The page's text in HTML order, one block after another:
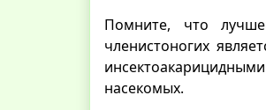
Помните, что
членистоногих
насекомых.